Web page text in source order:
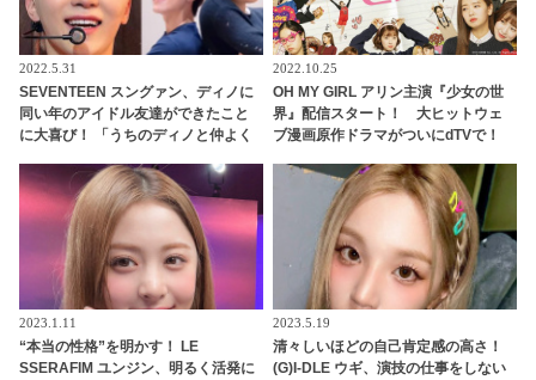
2022.5.31
SEVENTEEN スングァン、ディノに
同い年のアイドル友達ができたこと
に大喜び！ 「うちのディノと仲よく
て動画を再生しまくり！ ディノの友
達とはいったいダレ？
2022.10.25
OH MY GIRL アリン主演『少女の世
界』配信スタート！ 大ヒットウェ
ブ漫画原作ドラマがついにdTVで！
ドラマを見逃すな
2023.1.11
“本当の性格”を明かす！ LE
SSERAFIM ユンジン、明るく活発に
2023.5.19
清々しいほどの自己肯定感の高さ！
(G)I-DLE ウギ、演技の仕事をしない